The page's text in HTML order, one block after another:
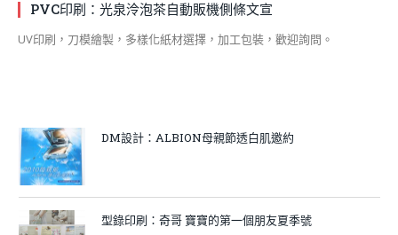
PVC印刷：光泉泠泡茶自動販機側條文宣
UV印刷，刀模繪製，多樣化紙材選擇，加工包裝，歡迎詢問。
DM設計：ALBION母親節透白肌邀約
型錄印刷：奇哥 寶寶的第一個朋友夏季號